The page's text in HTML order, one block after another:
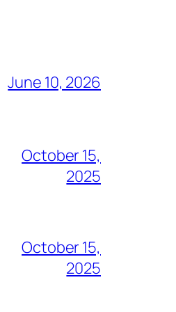
June 10, 2026
October 15,
2025
October 15,
2025